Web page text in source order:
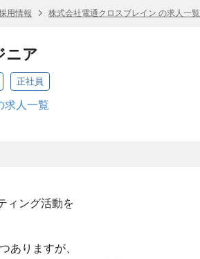
用情報 株式会社電通クロスブレイン の求人一覧
ニア
正社員
求人一覧
ィング活動を
ありますが、